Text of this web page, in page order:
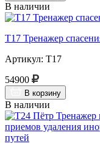
В наличии
Т17 Тренажер
Артикул: Т17
54900
В корзину
В наличии